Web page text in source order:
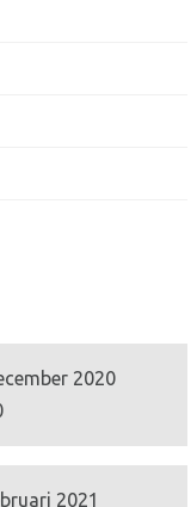
2020
2021